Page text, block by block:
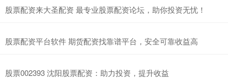
股票配资来大圣配资 最专业股票配资论坛，助你投资无忧！
股票配资平台软件 期货配资找靠谱平台，安全可靠收益高
股票002393 沈阳股票配资：助力投资，提升收益